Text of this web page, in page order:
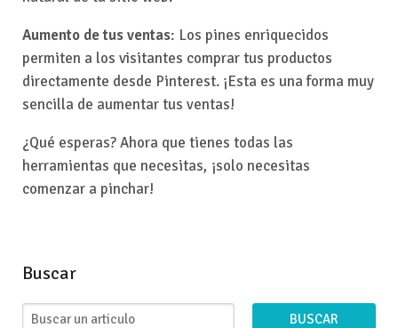
Aumento de tus ventas: Los pines enriquecidos
permiten a los visitantes comprar tus productos
directamente desde Pinterest. ¡Esta es una forma muy
sencilla de aumentar tus ventas!
¿Qué esperas? Ahora que tienes todas las
herramientas que necesitas, ¡solo necesitas
comenzar a pinchar!
Buscar
BUSCAR